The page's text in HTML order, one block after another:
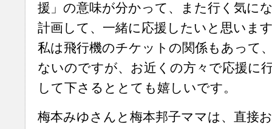
援」の意味が分かって、また行く気に
計画して、一緒に応援したいと思いま
私は飛行機のチケットの関係もあって
ないのですが、お近くの方々で応援に
して下さるととても嬉しいです。
梅本みゆさんと梅本邦子ママは、直接